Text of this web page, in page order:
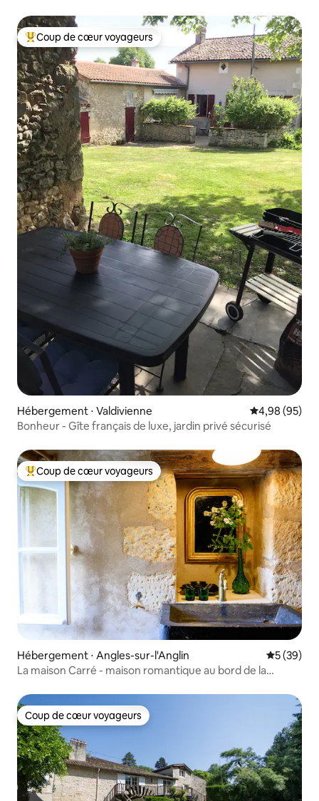
Coups de cœur voyageurs les plus appréciés
Coup de cœur voyageurs
Hébergement ⋅ Valdivienne Évaluation
4,98 (95)
Bonheur - Gîte français de luxe, jardin privé sécurisé
Coups de cœur voyageurs les plus appréciés
Coup de cœur voyageurs
Hébergement ⋅ Angles-sur-l'Anglin
5 (39)
La maison Carré - maison romantique au bord de la
Coup de cœur voyageurs
Coup de cœur voyageurs